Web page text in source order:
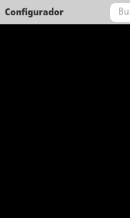
Configurador